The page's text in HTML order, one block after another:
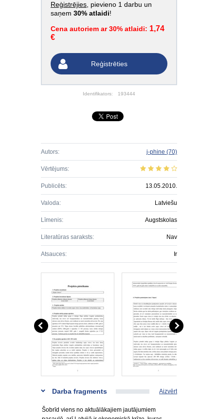
Reģistrējies , pievieno 1 darbu un
saņem 30% atlaidi!
Cena autoriem ar 30% atlaidi: 1,74
€
Reģistrēties
Identifikators: 193444
Autors: j-phine (70)
Vērtējums:
Publicēts: 13.05.2010.
Valoda: Latviešu
Līmenis: Augstskolas
Literatūras saraksts: Nav
Atsauces: Ir
Darba fragments Aizvērt
Šobrīd viens no aktuālākajiem jautājumiem